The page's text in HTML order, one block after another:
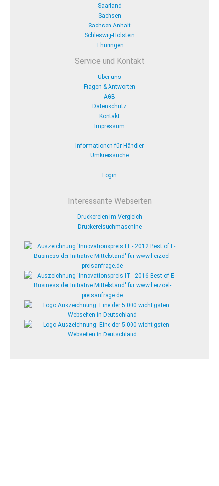
Saarland
Sachsen
Sachsen-Anhalt
Schleswig-Holstein
Thüringen
Service und Kontakt
Über uns
Fragen & Antworten
AGB
Datenschutz
Kontakt
Impressum
Informationen für Händler
Umkreissuche
Login
Interessante Webseiten
Druckereien im Vergleich
Druckereisuchmaschine